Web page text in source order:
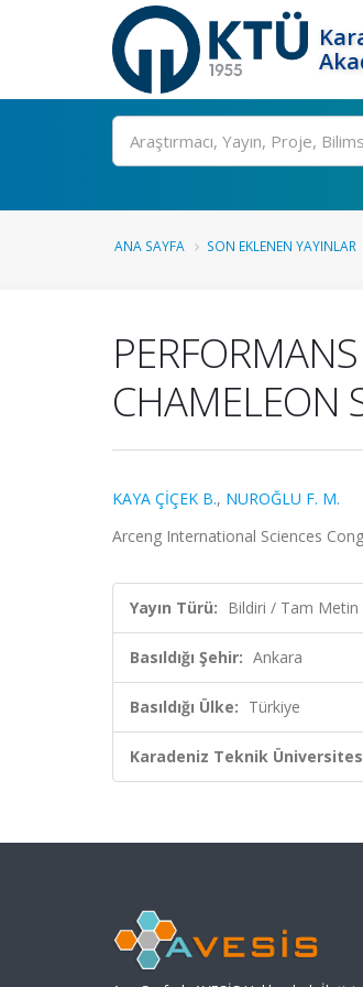
Ara
ANA SAYFA SON EKLENEN YAYINLAR
CHAMELEON
KAYA ÇİÇEK B., NUROĞLU F. M.
Arceng International Sciences
Yayın Türü: Bildiri / Tam Metin
Basıldığı Şehir: Ankara
Basıldığı Ülke: Türkiye
Karadeniz Teknik